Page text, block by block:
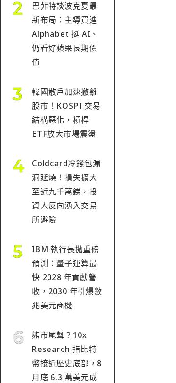
巴菲特談波克夏最
新布局：主導買進
Alphabet 挺 AI、
仍看好蘋果長期價
值
韓國散戶加速撤離
股市！KOSPI 交易
結構惡化，槓桿
ETF放大市場震盪
Coldcard冷錢包漏
洞延燒！損失擴大
至近九千萬鎂，投
資人反向湧入交易
所避險
IBM 執行長拋重磅
預測：量子運算最
快 2028 年貢獻營
收，2030 年引爆數
兆美元商機
熊市尾聲？10x
Research 指比特
幣接近歷史底部，8
月底 6.3 萬美元成